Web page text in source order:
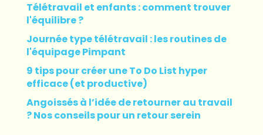
Télétravail et enfants : comment trouver
l'équilibre ?
Journée type télétravail : les routines de
l'équipage Pimpant
9 tips pour créer une To Do List hyper
efficace (et productive)
Angoissés à l’idée de retourner au travail
? Nos conseils pour un retour serein